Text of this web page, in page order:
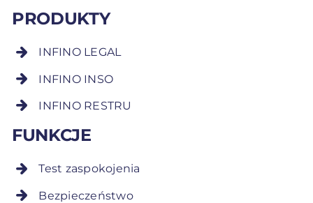
PRODUKTY
INFINO LEGAL
INFINO INSO
INFINO RESTRU
FUNKCJE
Test zaspokojenia
Bezpieczeństwo